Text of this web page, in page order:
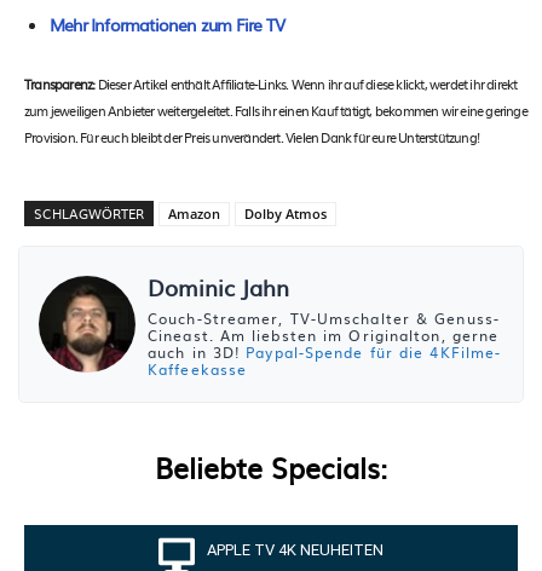
Mehr Informationen zum Fire TV
Transparenz:Dieser Artikel enthält Affiliate-Links. Wenn ihr auf diese klickt, werdet ihr direkt
zum jeweiligen Anbieter weitergeleitet. Falls ihr einen Kauf tätigt, bekommen wir eine geringe
Provision. Für euch bleibt der Preis unverändert. Vielen Dank für eure Unterstützung!
SCHLAGWÖRTER Amazon Dolby Atmos
Dominic Jahn
Couch-Streamer, TV-Umschalter & Genuss-
Cineast. Am liebsten im Originalton, gerne
auch in 3D! Paypal-Spende für die 4KFilme-
Kaffeekasse
Beliebte Specials:
APPLE TV 4K NEUHEITEN